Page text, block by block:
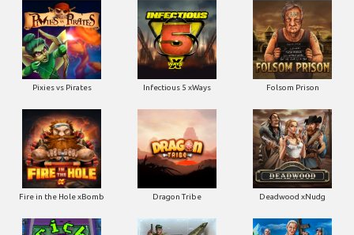
Pixies vs Pirates Infectious 5 xWays Folsom Prison
Fire in the Hole xBomb Dragon Tribe Deadwood xNudg